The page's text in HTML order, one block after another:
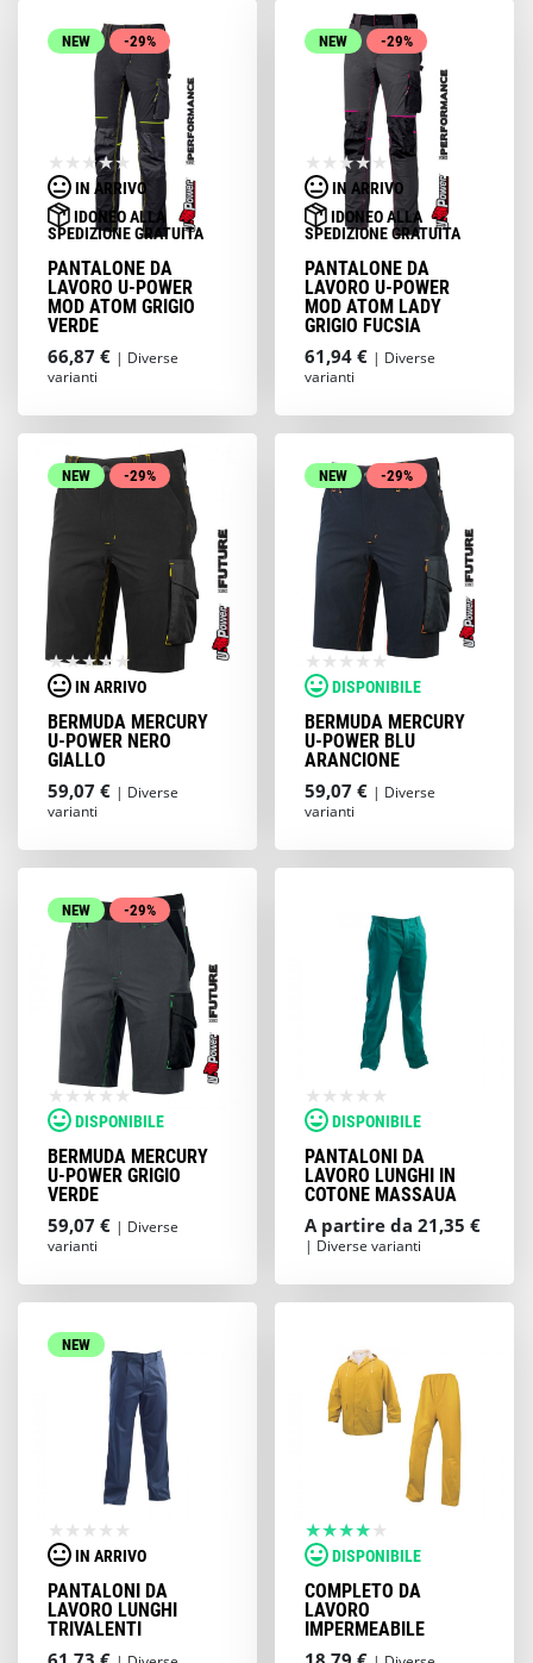
NEW -29%
IN ARRIVO
IDONEO ALLA
SPEDIZIONE GRATUITA
PANTALONE DA
LAVORO U-POWER
MOD ATOM GRIGIO
VERDE
66,87 € | Diverse
varianti
NEW -29%
IN ARRIVO
IDONEO ALLA
SPEDIZIONE GRATUITA
PANTALONE DA
LAVORO U-POWER
MOD ATOM LADY
GRIGIO FUCSIA
61,94 € | Diverse
varianti
NEW -29%
IN ARRIVO
BERMUDA MERCURY
U-POWER NERO
GIALLO
59,07 € | Diverse
varianti
NEW -29%
DISPONIBILE
BERMUDA MERCURY
U-POWER BLU
ARANCIONE
59,07 € | Diverse
varianti
NEW -29%
DISPONIBILE
BERMUDA MERCURY
U-POWER GRIGIO
VERDE
59,07 € | Diverse
varianti
DISPONIBILE
PANTALONI DA
LAVORO LUNGHI IN
COTONE MASSAUA
A partire da 21,35 €
| Diverse varianti
NEW
IN ARRIVO
PANTALONI DA
LAVORO LUNGHI
TRIVALENTI
DISPONIBILE
COMPLETO DA
LAVORO
IMPERMEABILE